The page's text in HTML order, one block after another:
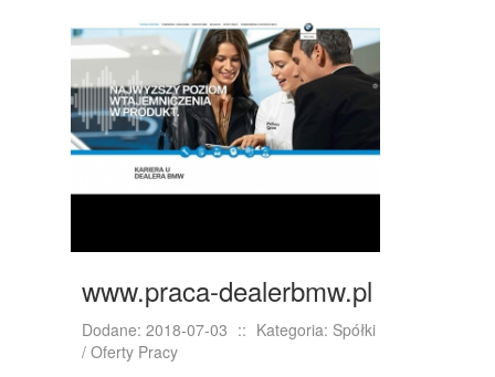
DRZWI I OKNA
KLIMATYZACJA I WENTYLACJA
NIERUCHOMOŚCI, DZIAŁKI
DOMY, MIESZKANIA
PLACÓWKI EDUKACYJNE
KURSY JĘZYKOWE
KURSY I SZKOLENIA
www.praca-dealerbmw.pl
Dodane: 2018-07-03 :: Kategoria: Spółki
/ Oferty Pracy